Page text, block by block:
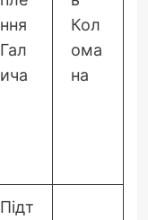
ння
Гал
ича
Кол
ома
на
Підт